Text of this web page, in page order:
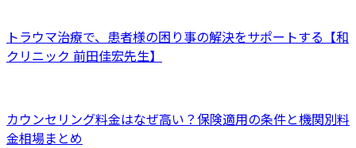
トラウマ治療で、患者様の困り事の解決をサポートする【和
クリニック 前田佳宏先生】
カウンセリング料金はなぜ高い？保険適用の条件と機関別料
金相場まとめ